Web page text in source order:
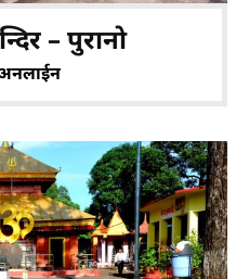
– पुरानो